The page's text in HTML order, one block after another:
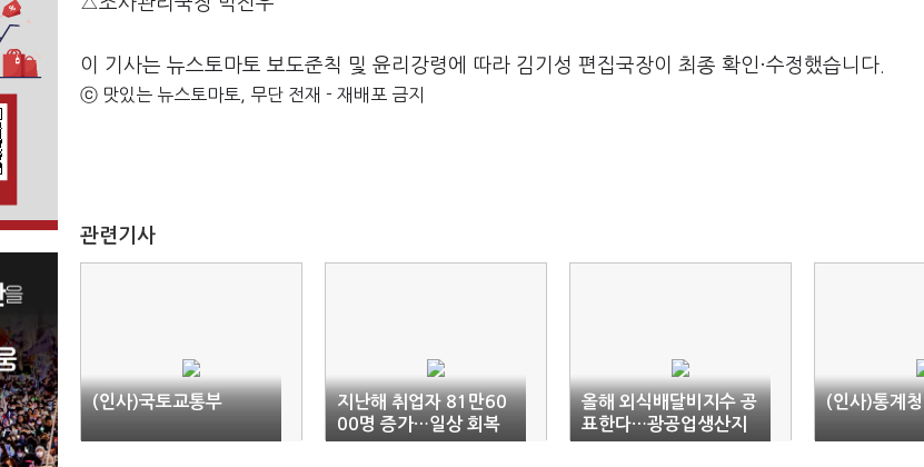
이 기사는 뉴스토마토 보도준칙 및 윤리강령에 따라 김기성 편집국장이 최종 확인·수정했습니다.
ⓒ 맛있는 뉴스토마토, 무단 전재 - 재배포 금지
관련기사
(인사)국토교통부
지난해 취업자 81만60
00명 증가…일상 회복
영향(1보)
올해 외식배달비지수 공
표한다…광공업생산지
수에 전기차·건조기 포
(인사)통계청